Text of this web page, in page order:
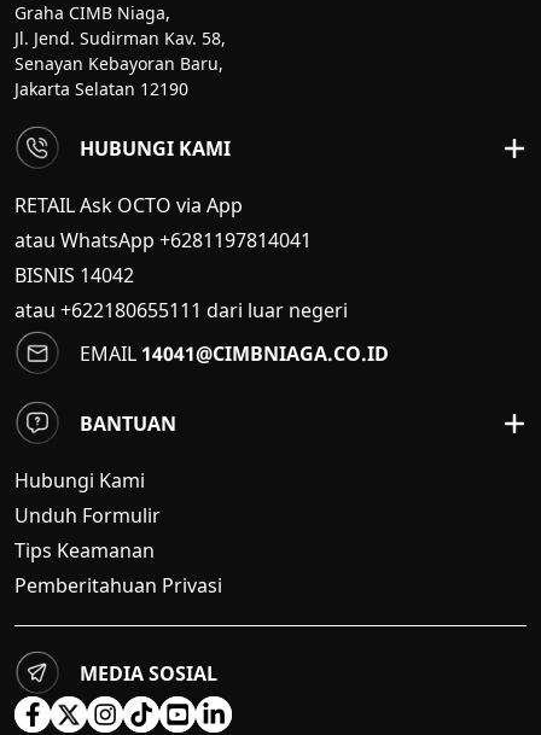
Graha CIMB Niaga,
Jl. Jend. Sudirman Kav. 58,
Senayan Kebayoran Baru,
Jakarta Selatan 12190
HUBUNGI KAMI
RETAIL Ask OCTO via App
atau WhatsApp +6281197814041
BISNIS 14042
atau +622180655111 dari luar negeri
EMAIL 14041@CIMBNIAGA.CO.ID
BANTUAN
Hubungi Kami
Unduh Formulir
Tips Keamanan
Pemberitahuan Privasi
MEDIA SOSIAL